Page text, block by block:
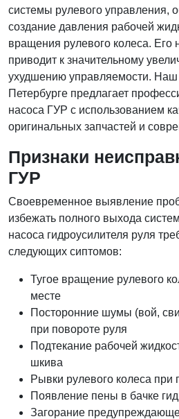
системы рулевого управления,
создание давления рабочей
вращения рулевого колеса. Его
приводит к значительному
ухудшению управляемости. Наш
Петербурге предлагает
насоса ГУР с использованием
оригинальных запчастей и
Признаки
ГУР
Своевременное выявление
избежать полного выхода
насоса гидроусилителя руля
следующих сиптомов:
Тугое вращение рулевого
месте
Посторонние шумы (вой,
при повороте руля
Подтекание рабочей
шкива
Рывки рулевого колеса при
Появление пены в бачке
Загорание